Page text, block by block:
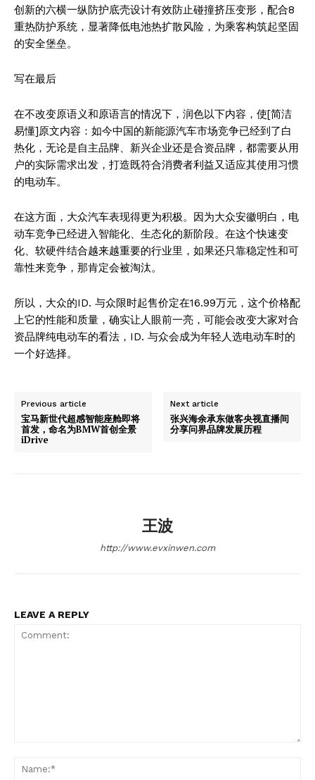
创新的六横一纵防护底壳设计有效防止碰撞挤压变形，配合8
重热防护系统，显著降低电池热扩散风险，为乘客构筑起坚固
的安全堡垒。
写在最后
在不改变原语义和原语言的情况下，润色以下内容，使[简洁
易懂]原文内容：如今中国的新能源汽车市场竞争已经到了白
热化，无论是自主品牌、新兴企业还是合资品牌，都需要从用
户的实际需求出发，打造既符合消费者利益又适应其使用习惯
的电动车。
在这方面，大众汽车表现得更为积极。因为大众安徽明白，电
动车竞争已经进入智能化、生态化的新阶段。在这个快速变
化、软硬件结合越来越重要的行业里，如果还只靠稳定性和可
靠性来竞争，那肯定会被淘汰。
所以，大众的ID. 与众限时起售价定在16.99万元，这个价格配
上它的性能和质量，确实让人眼前一亮，可能会改变大家对合
资品牌纯电动车的看法，ID. 与众会成为年轻人选电动车时的
一个好选择。
Previous article
宝马新世代超感智能座舱即将
首发，命名为BMW首创全景
iDrive
Next article
张兴海余承东做客央视直播间
分享问界品牌发展历程
王波
http://www.evxinwen.com
LEAVE A REPLY